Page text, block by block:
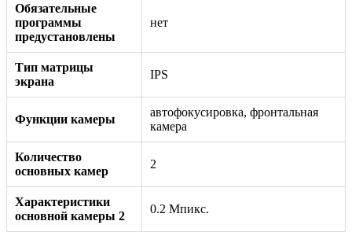
Обязательные
программы
предустановлены
нет
Тип матрицы
экрана
IPS
Функции камеры
автофокусировка, фронтальная
камера
Количество
основных камер
2
Характеристики
основной камеры 2
0.2 Мпикс.